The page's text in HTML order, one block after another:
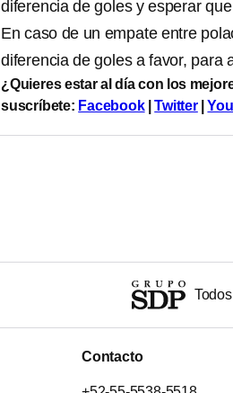
diferencia de goles y esperar que
En caso de un empate entre
diferencia de goles a favor, para
¿Quieres estar al día con los
suscríbete: Facebook|Twitter|
Contacto